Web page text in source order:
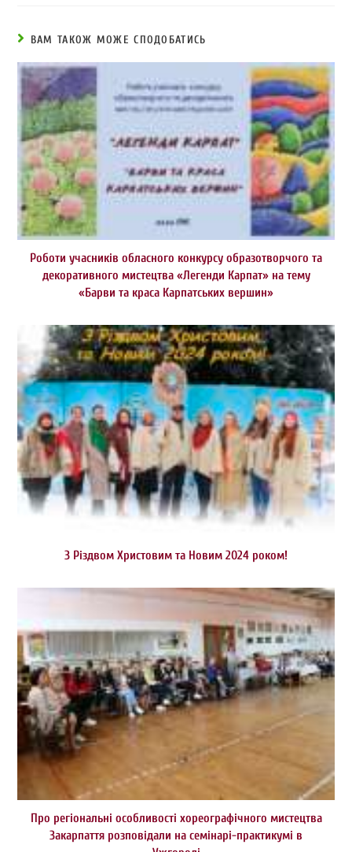
ВАМ ТАКОЖ МОЖЕ СПОДОБАТИСЬ
Роботи учасників обласного конкурсу образотворчого та
декоративного мистецтва «Легенди Карпат» на тему
«Барви та краса Карпатських вершин»
З Різдвом Христовим та Новим 2024 роком!
Про регіональні особливості хореографічного мистецтва
Закарпаття розповідали на семінарі-практикумі в